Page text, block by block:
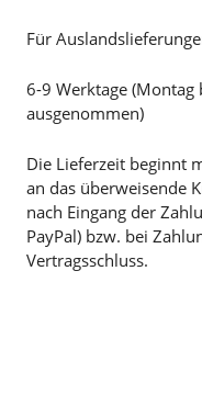
Für
6-9 Werktage (Montag
ausgenommen)
Die Lieferzeit beginnt
an das überweisende
nach Eingang der
PayPal) bzw. bei
Vertragsschluss.